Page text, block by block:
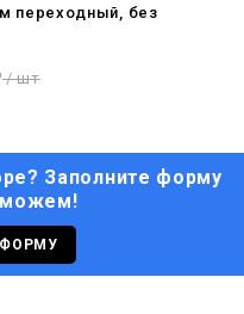
переходный, без
/ шт
Заполните форму